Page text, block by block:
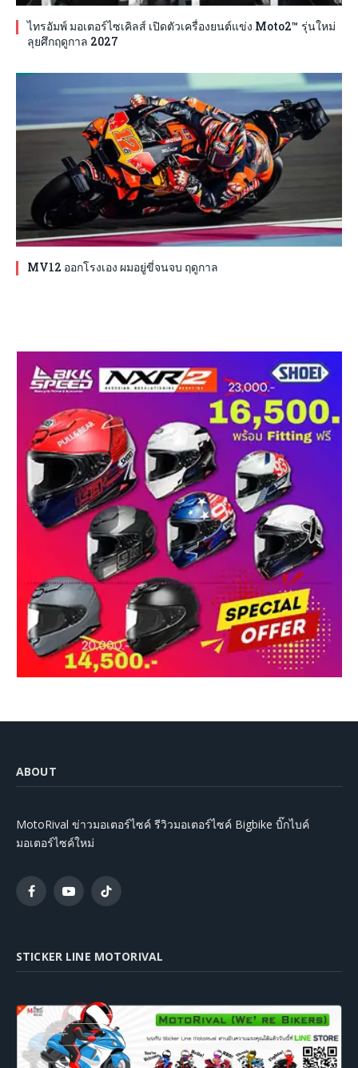
ไทรอัมพ์ มอเตอร์ไซเคิลส์ เปิดตัวเครื่องยนต์แข่ง Moto2™ รุ่นใหม่
ลุยศึกฤดูกาล 2027
MV12 ออกโรงเอง ผมอยู่ขี่จนจบ ฤดูกาล
ABOUT
MotoRival ข่าวมอเตอร์ไซค์ รีวิวมอเตอร์ไซค์ Bigbike บิ๊กไบค์
มอเตอร์ไซค์ใหม่
FacebookYouTubeTikTok
STICKER LINE MOTORIVAL